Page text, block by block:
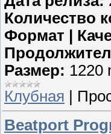
Количество
Формат |
Размер: 1220
Клубная
Beatport